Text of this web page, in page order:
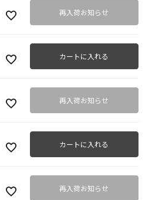
再入荷お知らせ
カートに入れる
再入荷お知らせ
カートに入れる
再入荷お知らせ